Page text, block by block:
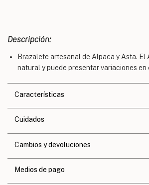
Descripción:
Brazalete artesanal de Alpaca y Asta. El
natural y puede presentar variaciones en
Características
Cuero
Calce
Exacto
Cuidados
Cambios y devoluciones
Medios de pago